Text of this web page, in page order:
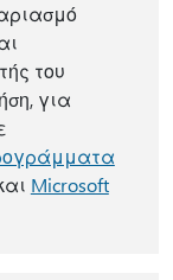
του
για
Microsoft